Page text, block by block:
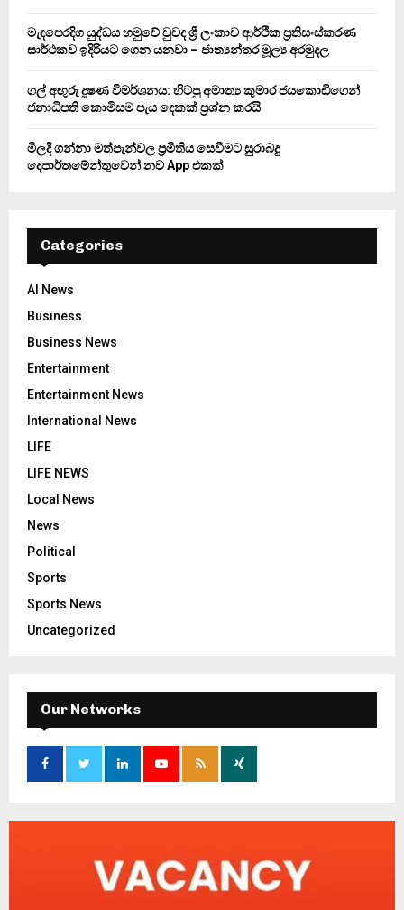
මැදපෙරදිග යුද්ධය හමුවේ වුවද ශ්‍රී ලංකාව ආර්ථික ප්‍රතිසංස්කරණ
සාර්ථකව ඉදිරියට ගෙන යනවා – ජාත්‍යන්තර මූල්‍ය අරමුදල
ගල් අඟුරු දූෂණ විමර්ශනය: හිටපු අමාත්‍ය කුමාර ජයකොඩිගෙන්
ජනාධිපති කොමිසම පැය දෙකක් ප්‍රශ්න කරයි
මිලදී ගන්නා මත්පැන්වල ප්‍රමිතිය සෙවීමට සුරාබදු
දෙපාර්තමේන්තුවෙන් නව App එකක්
Categories
AI News
Business
Business News
Entertainment
Entertainment News
International News
LIFE
LIFE NEWS
Local News
News
Political
Sports
Sports News
Uncategorized
Our Networks